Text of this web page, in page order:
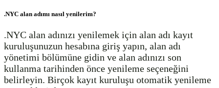
.NYC alan adımı nasıl yenilerim?
.NYC alan adınızı yenilemek için alan adı kayıt
kuruluşunuzun hesabına giriş yapın, alan adı
yönetimi bölümüne gidin ve alan adınızı son
kullanma tarihinden önce yenileme seçeneğini
belirleyin. Birçok kayıt kuruluşu otomatik yenileme